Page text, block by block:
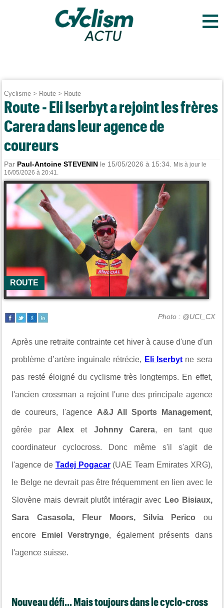
≡
Cyclisme > Route > Route
Route - Eli Iserbyt a rejoint les frères
Carera dans leur agence de
coureurs
Par Paul-Antoine STEVENIN le 15/05/2026 à 15:34.
Mis à jour le
16/05/2026 à 20:41.
ROUTE
Photo : @UCI_CX
Après une retraite contrainte cet hiver à cause d'une d'un
problème d’artère inguinale rétrécie, Eli Iserbyt ne sera
pas resté éloigné du cyclisme très longtemps. En effet,
l'ancien crossman a rejoint l'une des principale agence
de coureurs, l'agence A&J All Sports Management,
gêrée par Alex et Johnny Carera, en tant que
coordinateur cyclocross. Donc même s'il s'agit de
l'agence de Tadej Pogacar (UAE Team Emirates XRG),
le Belge ne devrait pas être fréquemment en lien avec le
Slovène mais devrait plutôt intéragir avec Leo Bisiaux,
Sara Casasola, Fleur Moors, Silvia Perico ou
encore Emiel Verstrynge, également présents dans
l'agence suisse.
Nouveau défi... Mais toujours dans le cyclo-cross